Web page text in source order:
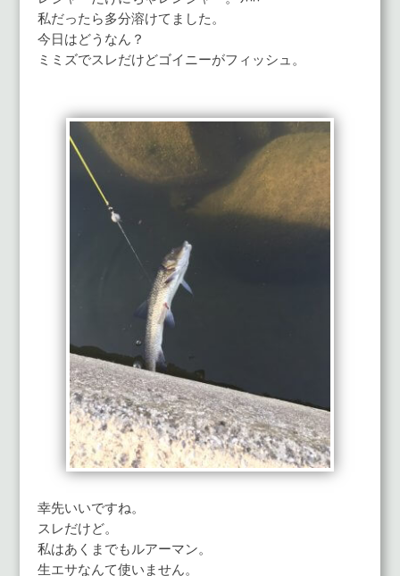
私だったら多分溶けてました。
今日はどうなん？
ミミズでスレだけどゴイニーがフィッシュ。
幸先いいですね。
スレだけど。
私はあくまでもルアーマン。
生エサなんて使いません。